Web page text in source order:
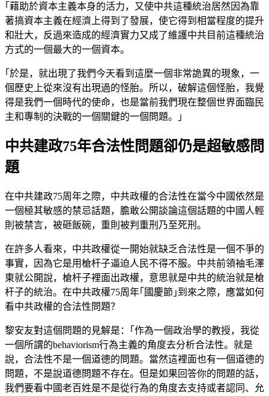
｢藉助於資本主義本身的活力，又使中共這種統治居然因為靠
著搞資本主義在經濟上得到了發展，使它得到相當程度的提升
和壯大，反過來造成的經濟實力又成了維護中共目前這種統治
方式的一個最大的一個資本。
｢於是，就出現了我們今天看到這麼一個非常詭異的現象，一
個歷史上從來沒有出現過的怪胎。所以，破解這個怪胎，我覺
得是我們一個時代的使命，也是當前我們現在整個世界面臨民
主和專制的決戰的一個關鍵的一個問題。｣
中共建政75年合法性問題卻仍是超敏感問
題
在中共建政75周年之際，中共政權的合法性在當今中國依然是
一個極其敏感的禁忌話題，膽敢公開談論這個話題的中國人輕
則被禁言，被砸飯碗，重則被判重刑乃至死刑。
在許多人看來，中共政權從一開始就缺乏合法性是一個不爭的
事實，因為它是用槍杆子逼迫人民不得不服。中共前領袖毛澤
東就公開說，槍杆子裡面出政權，意思就是中共的統治就是槍
杆子的統治。在中共政權75周年｢國慶節｣到來之際，應當如何
看中共政權的合法性問題？
黎安友對這個問題的見解是：｢作為一個政治學的教授，我從
一個所謂的behaviorism行為主義的角度去分析合法性。就是
說，合法性不是一個道德的問題。當然這裡面也有一個道德的
問題，不是說道德問題不存在。但是如果回答你的問題的話，
我們要看中國老百姓是不是從行為的角度去支持或者認同、允